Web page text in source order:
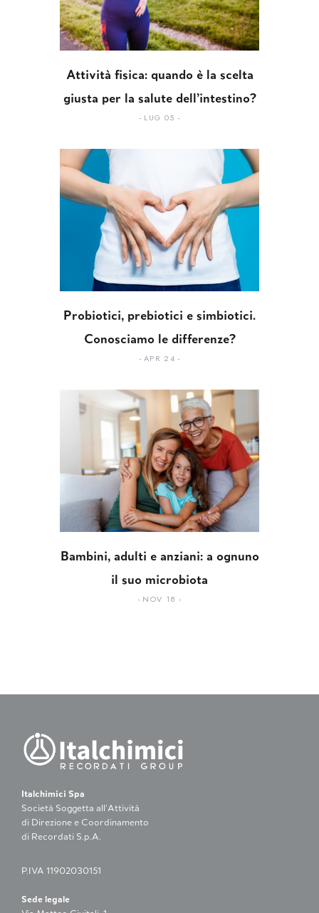
Attività fisica: quando è la scelta
giusta per la salute dell’intestino?
LUG 05
Probiotici, prebiotici e simbiotici.
Conosciamo le differenze?
APR 24
Bambini, adulti e anziani: a ognuno
il suo microbiota
NOV 18
Italchimici Spa
Società Soggetta all’Attività
di Direzione e Coordinamento
di Recordati S.p.A.
P.IVA 11902030151
Sede legale